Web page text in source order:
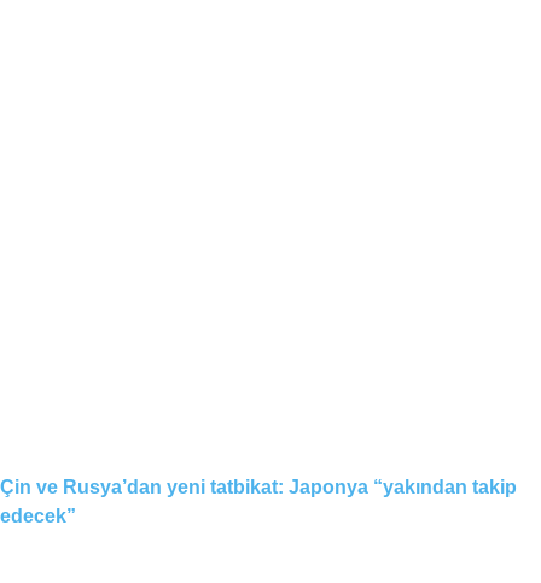
Çin ve Rusya’dan yeni tatbikat: Japonya “yakından takip
edecek”